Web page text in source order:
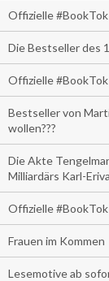
Offizielle
Die Bestseller des
Offizielle
Bestseller von
wollen???
Die Akte
Milliardärs Karl-
Offizielle
Frauen im Kommen
Lesemotive ab